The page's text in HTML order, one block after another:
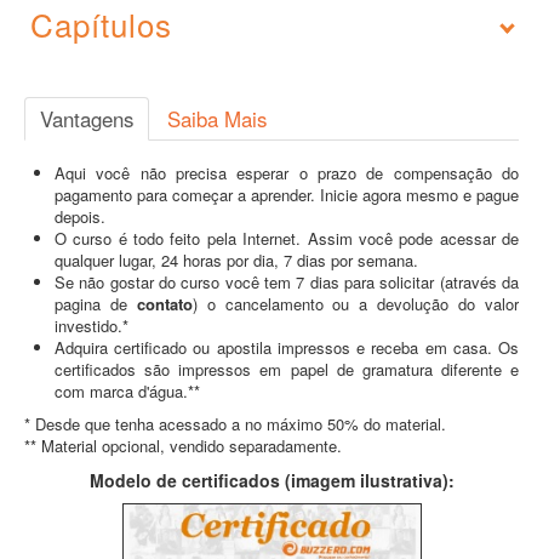
Capítulos
Vantagens Saiba Mais
Aqui você não precisa esperar o prazo de compensação do
pagamento para começar a aprender. Inicie agora mesmo e pague
depois.
O curso é todo feito pela Internet. Assim você pode acessar de
qualquer lugar, 24 horas por dia, 7 dias por semana.
Se não gostar do curso você tem 7 dias para solicitar (através da
pagina de contato) o cancelamento ou a devolução do valor
investido.*
Adquira certificado ou apostila impressos e receba em casa. Os
certificados são impressos em papel de gramatura diferente e
com marca d'água.**
* Desde que tenha acessado a no máximo 50% do material.
** Material opcional, vendido separadamente.
Modelo de certificados (imagem ilustrativa):